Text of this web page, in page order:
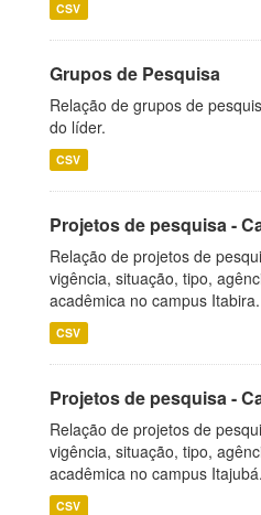
CSV
Grupos de Pesquisa
Relação de grupos de
do líder.
CSV
Projetos de pesquisa -
Relação de projetos de
vigência, situação, tipo,
acadêmica no campus Itabira.
CSV
Projetos de pesquisa -
Relação de projetos de
vigência, situação, tipo,
acadêmica no campus Itajubá.
CSV